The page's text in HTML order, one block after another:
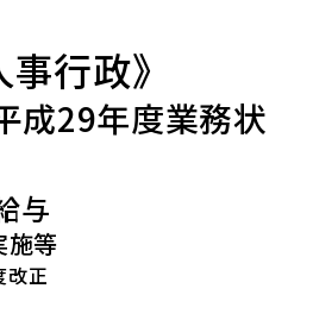
行政》
成29年度業務状
与
等
正